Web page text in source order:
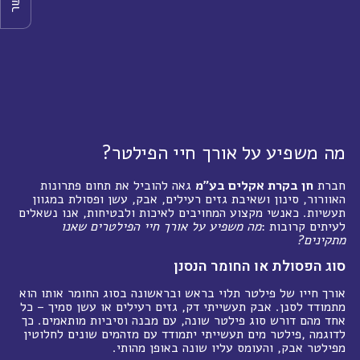
מה משפיע על אורך חיי הפילטר?
חברת חן בקרת אקלים בע"מ גאה להוביל את תחום פתרונות
האוורור, סינון ושאיבת גזים רעילים, אבק, עשן ופסולת במגוון
תעשיות. כאנשי מקצוע המחויבים לאיכות ולבטיחות, אנו נשאלים
לעיתים קרובות:מה משפיע על אורך חיי הפילטרים שאנו
מתקינים?
סוג הפסולת או החומר הנסנן
אורך חייו של פילטר תלוי בראש ובראשונה בסוג החומר אותו הוא
מתמודד לסנן. אבק תעשייתי דק, גזים רעילים או עשן סמיך – כל
אחד מהם דורש סוג פילטר שונה, עם מבנה וסיביות מותאמים. כך
לדוגמה,פילטר מים תעשייתי יתמודד עם מזהמים שונים לחלוטין
מפילטר אבק, והעומס עליו שונה באופן מהותי.